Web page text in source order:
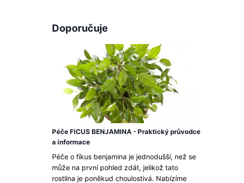
Doporučuje
Péče FICUS BENJAMINA - Praktický průvodce
a informace
Péče o fíkus benjamina je jednodušší, než se
může na první pohled zdát, jelikož tato
rostlina je poněkud choulostivá. Nabízíme